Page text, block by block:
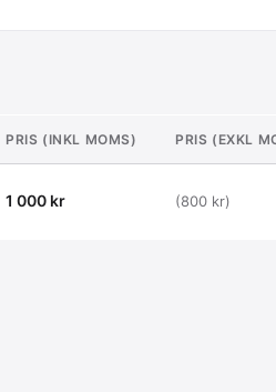
PRIS (INKL MOMS) PRIS (EXKL
1 000 kr (800 kr)